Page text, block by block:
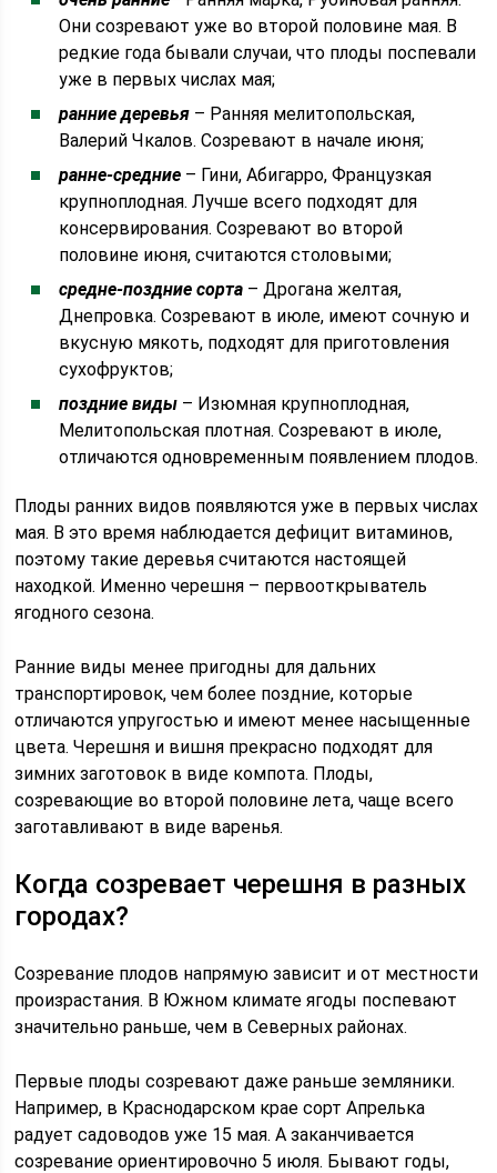
Они созревают уже во второй половине мая. В
редкие года бывали случаи, что плоды поспевали
уже в первых числах мая;
ранние деревья – Ранняя мелитопольская,
Валерий Чкалов. Созревают в начале июня;
ранне-средние – Гини, Абигарро, Французкая
крупноплодная. Лучше всего подходят для
консервирования. Созревают во второй
половине июня, считаются столовыми;
средне-поздние сорта – Дрогана желтая,
Днепровка. Созревают в июле, имеют сочную и
вкусную мякоть, подходят для приготовления
сухофруктов;
поздние виды – Изюмная крупноплодная,
Мелитопольская плотная. Созревают в июле,
отличаются одновременным появлением плодов.
Плоды ранних видов появляются уже в первых числах
мая. В это время наблюдается дефицит витаминов,
поэтому такие деревья считаются настоящей
находкой. Именно черешня – первооткрыватель
ягодного сезона.
Ранние виды менее пригодны для дальних
транспортировок, чем более поздние, которые
отличаются упругостью и имеют менее насыщенные
цвета. Черешня и вишня прекрасно подходят для
зимних заготовок в виде компота. Плоды,
созревающие во второй половине лета, чаще всего
заготавливают в виде варенья.
Когда созревает черешня в разных
городах?
Созревание плодов напрямую зависит и от местности
произрастания. В Южном климате ягоды поспевают
значительно раньше, чем в Северных районах.
Первые плоды созревают даже раньше земляники.
Например, в Краснодарском крае сорт Апрелька
радует садоводов уже 15 мая. А заканчивается
созревание ориентировочно 5 июля. Бывают годы,